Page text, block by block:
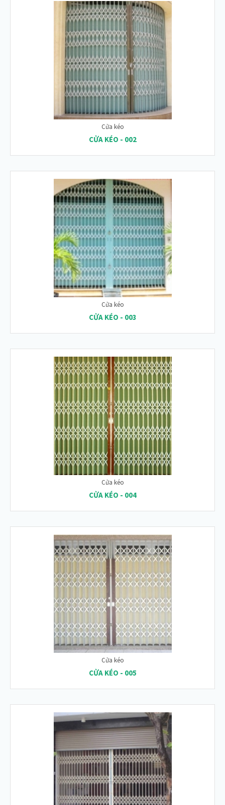
Cửa kéo
CỬA KÉO - 002
Cửa kéo
CỬA KÉO - 003
Cửa kéo
CỬA KÉO - 004
Cửa kéo
CỬA KÉO - 005